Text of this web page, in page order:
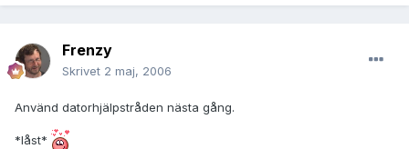
Frenzy
Skrivet 2 maj, 2006
Använd datorhjälpstråden nästa gång.
*låst*